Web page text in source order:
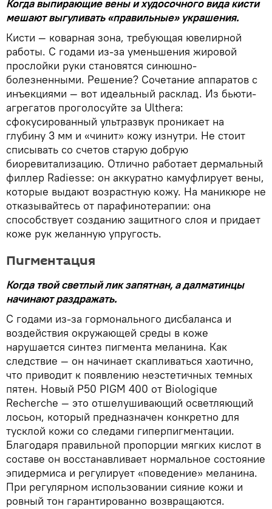
Когда выпирающие вены и худосочного вида кисти
мешают выгуливать «правильные» украшения.
Кисти — коварная зона, требующая ювелирной
работы. С годами из-за уменьшения жировой
прослойки руки становятся синюшно-
болезненными. Решение? Сочетание аппаратов с
инъекциями — вот идеальный расклад. Из бьюти-
агрегатов проголосуйте за Ulthera:
сфокусированный ультразвук проникает на
глубину 3 мм и «чинит» кожу изнутри. Не стоит
списывать со счетов старую добрую
биоревитализацию. Отлично работает дермальный
филлер Radiesse: он аккуратно камуфлирует вены,
которые выдают возрастную кожу. На маникюре не
отказывайтесь от парафинотерапии: она
способствует созданию защитного слоя и придает
коже рук желанную упругость.
Пигментация
Когда твой светлый лик запятнан, а далматинцы
начинают раздражать.
С годами из-за гормонального дисбаланса и
воздействия окружающей среды в коже
нарушается синтез пигмента меланина. Как
следствие — он начинает скапливаться хаотично,
что приводит к появлению неэстетичных темных
пятен. Новый P50 PIGM 400 от Biologique
Recherche — это отшелушивающий осветляющий
лосьон, который предназначен конкретно для
тусклой кожи со следами гиперпигментации.
Благодаря правильной пропорции мягких кислот в
составе он восстанавливает нормальное состояние
эпидермиса и регулирует «поведение» меланина.
При регулярном использовании сияние кожи и
ровный тон гарантированно возвращаются.